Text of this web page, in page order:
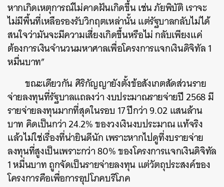
หากเกิดเหตุการณ์ไม่คาดฝันเกิดขึ้น เช่น ภัยพิบัติ เราจะ
ไม่มีพื้นที่เหลือรองรับวิกฤตเหล่านั้น แต่รัฐบาลกลับไม่ได้
สนใจว่ามันจะมีความเสี่ยงเกิดขึ้นหรือไม่ กลับเพียงแค่
ต้องการเงินจำนวนมหาศาลเพื่อโครงการแจกเงินดิจิทัล 1
หมื่นบาท”
ขณะเดียวกัน ศิริกัญญายังตั้งข้อสังเกตสัดส่วนราย
จ่ายลงทุนที่รัฐบาลแถลงว่า งบประมาณรายจ่ายปี 2568 มี
รายจ่ายลงทุนมากที่สุดในรอบ 17 ปีกว่า 9.02 แสนล้าน
บาท คิดเป็นกว่า 24.2% ของวงเงินงบประมาณ แท้จริง
แล้วไม่ใช่เรื่องที่น่ายินดีนัก เพราะหากไปดูที่งบรายจ่าย
ลงทุนที่สูงเป็นเพราะกว่า 80% ของโครงการแจกเงินดิจิทัล
1 หมื่นบาท ถูกจัดเป็นรายจ่ายลงทุน แต่วัตถุประสงค์ของ
โครงการคือเพื่อการอุปโภคบริโภค